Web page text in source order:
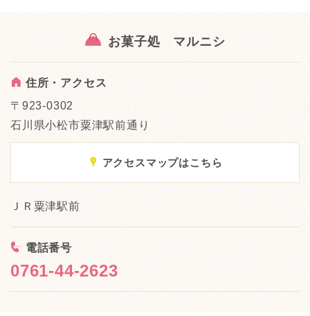
お菓子処 マルニシ
A 住所・アクセス
〒923-0302
石川県小松市粟津駅前通り
x アクセスマップはこちら
ＪＲ粟津駅前
< 電話番号
0761-44-2623